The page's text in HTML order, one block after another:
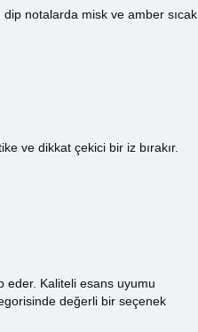
notalarda misk ve amber sıcak
ve dikkat çekici bir iz bırakır.
eder. Kaliteli esans uyumu
değerli bir seçenek